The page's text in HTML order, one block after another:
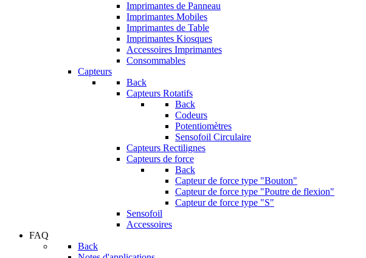
Imprimantes de Panneau
Imprimantes Mobiles
Imprimantes de Table
Imprimantes Kiosques
Accessoires Imprimantes
Consommables
Capteurs
Back
Capteurs Rotatifs
Back
Codeurs
Potentiomètres
Sensofoil Circulaire
Capteurs Rectilignes
Capteurs de force
Back
Capteur de force type "Bouton"
Capteur de force type "Poutre de flexion"
Capteur de force type "S"
Sensofoil
Accessoires
FAQ
Back